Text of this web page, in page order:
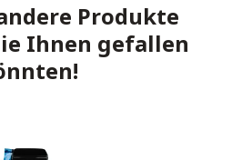
Produkte
Ihnen gefallen